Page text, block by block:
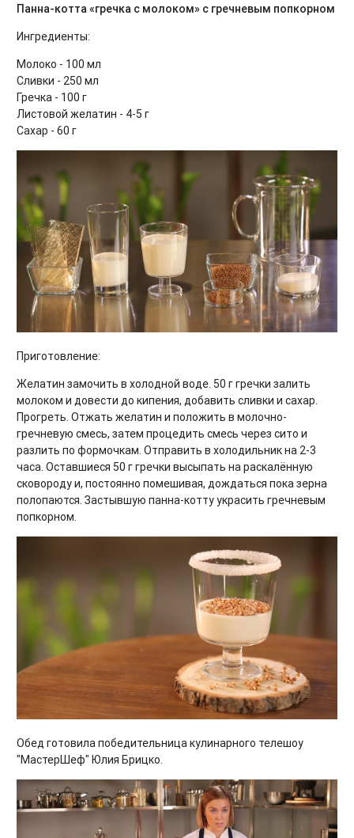
Панна-котта «гречка с молоком» с гречневым попкорном
Ингредиенты:
Молоко - 100 мл
Сливки - 250 мл
Гречка - 100 г
Листовой желатин - 4-5 г
Сахар - 60 г
Приготовление:
Желатин замочить в холодной воде. 50 г гречки залить
молоком и довести до кипения, добавить сливки и сахар.
Прогреть. Отжать желатин и положить в молочно-
гречневую смесь, затем процедить смесь через сито и
разлить по формочкам. Отправить в холодильник на 2-3
часа. Оставшиеся 50 г гречки высыпать на раскалённую
сковороду и, постоянно помешивая, дождаться пока зерна
полопаются. Застывшую панна-котту украсить гречневым
попкорном.
Обед готовила победительница кулинарного телешоу
"МастерШеф" Юлия Брицко.